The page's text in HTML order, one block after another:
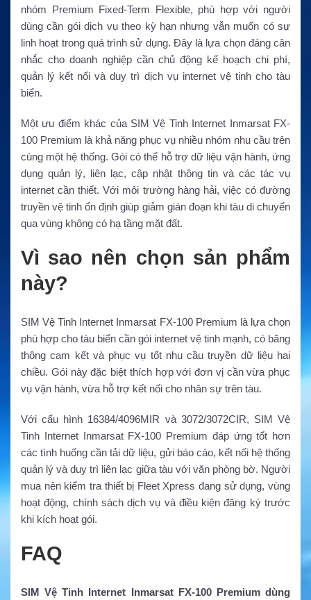
nhóm Premium Fixed-Term Flexible, phù hợp với người
dùng cần gói dịch vụ theo kỳ hạn nhưng vẫn muốn có sự
linh hoạt trong quá trình sử dụng. Đây là lựa chọn đáng cân
nhắc cho doanh nghiệp cần chủ động kế hoạch chi phí,
quản lý kết nối và duy trì dịch vụ internet vệ tinh cho tàu
biển.
Một ưu điểm khác của SIM Vệ Tinh Internet Inmarsat FX-
100 Premium là khả năng phục vụ nhiều nhóm nhu cầu trên
cùng một hệ thống. Gói có thể hỗ trợ dữ liệu vận hành, ứng
dụng quản lý, liên lạc, cập nhật thông tin và các tác vụ
internet cần thiết. Với môi trường hàng hải, việc có đường
truyền vệ tinh ổn định giúp giảm gián đoạn khi tàu di chuyển
qua vùng không có hạ tầng mặt đất.
Vì sao nên chọn sản phẩm
này?
SIM Vệ Tinh Internet Inmarsat FX-100 Premium là lựa chọn
phù hợp cho tàu biển cần gói internet vệ tinh mạnh, có băng
thông cam kết và phục vụ tốt nhu cầu truyền dữ liệu hai
chiều. Gói này đặc biệt thích hợp với đơn vị cần vừa phục
vụ vận hành, vừa hỗ trợ kết nối cho nhân sự trên tàu.
Với cấu hình 16384/4096MIR và 3072/3072CIR, SIM Vệ
Tinh Internet Inmarsat FX-100 Premium đáp ứng tốt hơn
các tình huống cần tải dữ liệu, gửi báo cáo, kết nối hệ thống
quản lý và duy trì liên lạc giữa tàu với văn phòng bờ. Người
mua nên kiểm tra thiết bị Fleet Xpress đang sử dụng, vùng
hoạt động, chính sách dịch vụ và điều kiện đăng ký trước
khi kích hoạt gói.
SIM Vệ Tinh Internet Inmarsat FX-100 Premium dùng